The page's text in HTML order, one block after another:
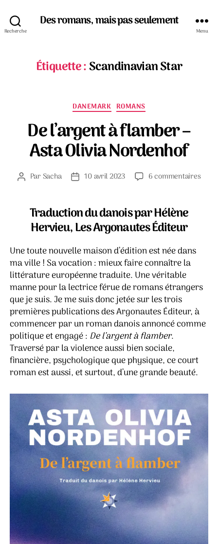
Recherche
Des romans, mais pas seulement
Menu
Étiquette :Scandinavian Star
Catégories
DANEMARK ROMANS
De l’argent à flamber –
Asta Olivia Nordenhof
Auteur
ParSacha
Date10 avril 2023 6 commentairessur
Traduction du danois par Hélène
Hervieu, Les Argonautes Éditeur
Une toute nouvelle maison d’édition est née dans
ma ville ! Sa vocation : mieux faire connaître la
littérature européenne traduite. Une véritable
manne pour la lectrice férue de romans étrangers
que je suis. Je me suis donc jetée sur les trois
premières publications des Argonautes Éditeur, à
commencer par un roman danois annoncé comme
politique et engagé : De l’argent à flamber.
Traversé par la violence aussi bien sociale,
financière, psychologique que physique, ce court
roman est aussi, et surtout, d’une grande beauté.